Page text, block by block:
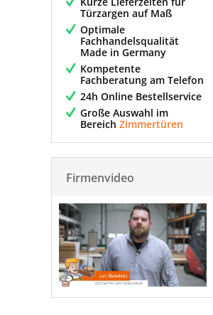
Türzargen auf Maß
Optimale
Fachhandelsqualität
Made in Germany
Kompetente
Fachberatung am Telefon
24h Online Bestellservice
Große Auswahl im
Bereich Zimmertüren
Firmenvideo